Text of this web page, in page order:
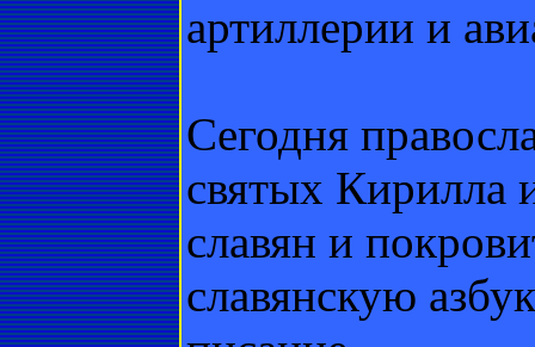
артиллерии и
Сегодня
святых Кирилла
славян и
славянскую